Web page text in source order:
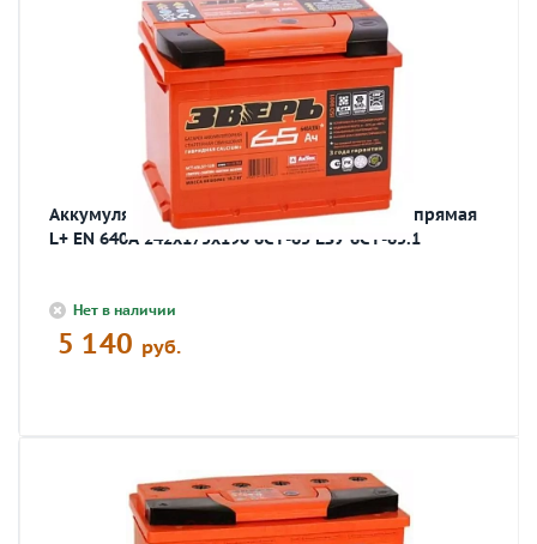
Аккумулятор автомобильный ЗВЕРЬ 65 Ач прямая
L+ EN 640A 242x175x190 6СТ-65 LЗУ 6СТ-65.1
Нет в наличии
5 140 руб.